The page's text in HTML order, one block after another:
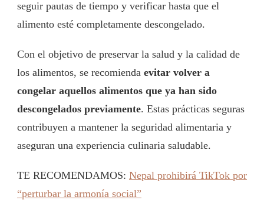
seguir pautas de tiempo y verificar hasta que el
alimento esté completamente descongelado.
Con el objetivo de preservar la salud y la calidad de
los alimentos, se recomienda evitar volver a
congelar aquellos alimentos que ya han sido
descongelados previamente. Estas prácticas seguras
contribuyen a mantener la seguridad alimentaria y
aseguran una experiencia culinaria saludable.
TE RECOMENDAMOS: Nepal prohibirá TikTok por
“perturbar la armonía social”